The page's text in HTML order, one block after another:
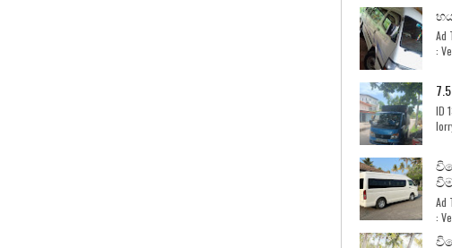
Ad
:
ID
Ad
: